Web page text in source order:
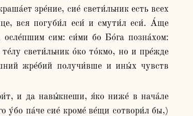
зре́ние, сие́ свети́льник есть всех
вся погуби́л еси́ и смути́л еси́. А́ще
сим: си́ми бо Бо́га позна́хом:
свети́льник о́ко то́кмо, но и пре́жде
жре́бий получи́вше и ины́х чувств
у́бо па́че сие́ кроме́ ве́щи сотвори́л бы,)